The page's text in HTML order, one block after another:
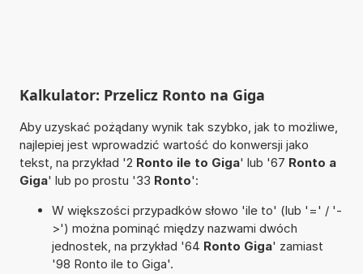
Kalkulator: Przelicz Ronto na Giga
Aby uzyskać pożądany wynik tak szybko, jak to możliwe,
najlepiej jest wprowadzić wartość do konwersji jako
tekst, na przykład '2 Ronto ile to Giga' lub '67 Ronto a
Giga' lub po prostu '33 Ronto':
W większości przypadków słowo 'ile to' (lub '=' / '-
>') można pominąć między nazwami dwóch
jednostek, na przykład '64 Ronto Giga' zamiast
'98 Ronto ile to Giga'.